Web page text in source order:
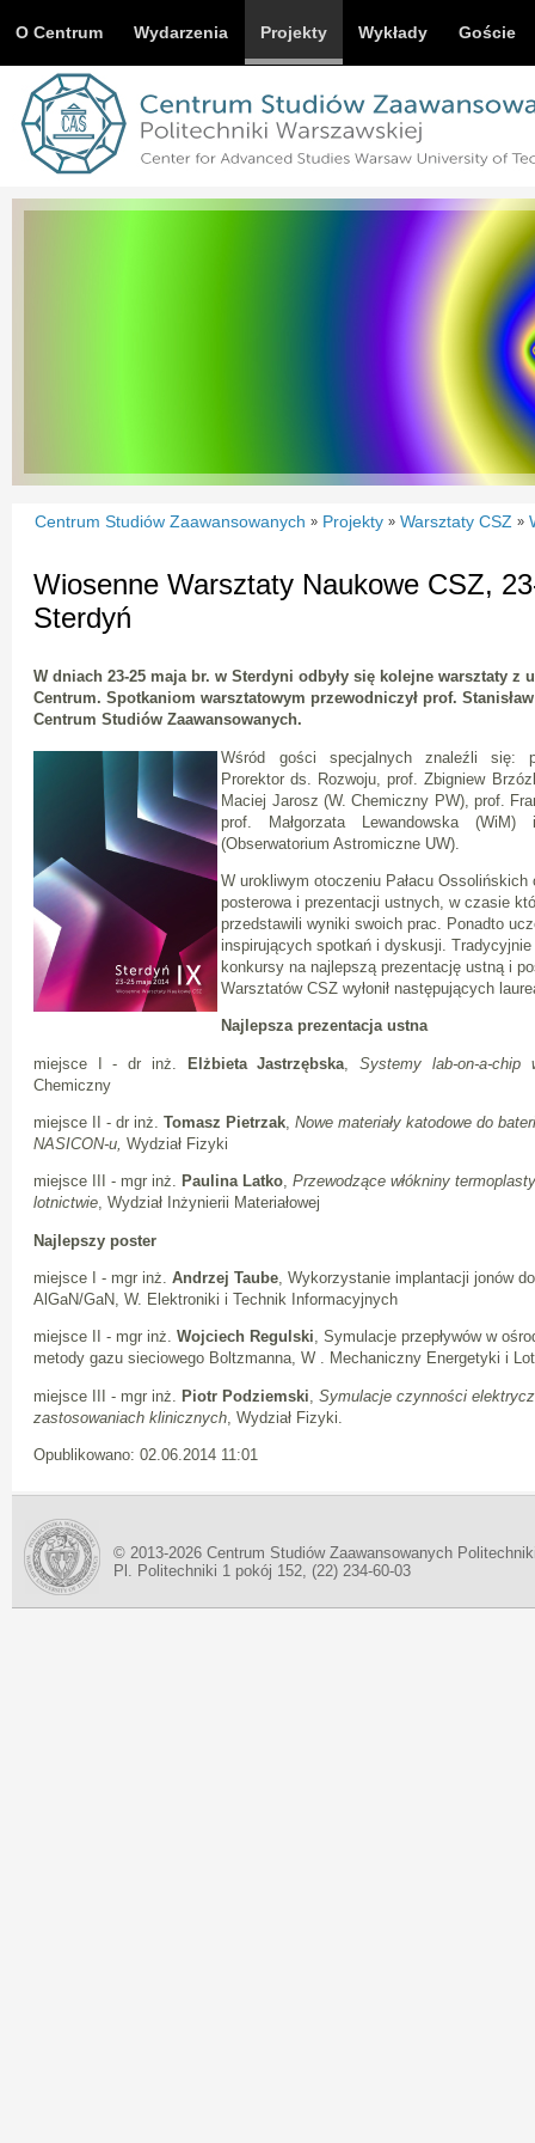
O Centrum Wydarzenia Projekty Wykłady Goście
Centrum Studiów Zaawansowanych » Projekty » Warsztaty CSZ »
Wiosenne Warsztaty Naukowe CSZ,
Sterdyń
W dniach 23-25 maja br. w Sterdyni odbyły się kolejne warsztaty z
Centrum. Spotkaniom warsztatowym przewodniczył prof.
Centrum Studiów Zaawansowanych.
Wśród gości specjalnych znaleźli się:
Prorektor ds. Rozwoju, prof. Zbigniew
Maciej Jarosz (W. Chemiczny PW), prof.
prof. Małgorzata Lewandowska
(Obserwatorium Astromiczne UW).
W urokliwym otoczeniu Pałacu Ossolińskich
posterowa i prezentacji ustnych, w czasie
przedstawili wyniki swoich prac. Ponadto
inspirujących spotkań i dyskusji.
konkursy na najlepszą prezentację ustną i
Warsztatów CSZ wyłonił następujących
Najlepsza prezentacja ustna
miejsce I - dr inż. Elżbieta Jastrzębska ,Systemy lab-on-a-chip
Chemiczny
miejsce II - dr inż. Tomasz Pietrzak Nowe materiały katodowe do
NASICON-u, Wydział Fizyki
miejsce III - mgr inż. Paulina Latko, Przewodzące włókniny
lotnictwie, Wydział Inżynierii Materiałowej
Najlepszy poster
miejsce I - mgr inż. Andrzej Taube , Wykorzystanie implantacji jonów
AlGaN/GaN, W. Elektroniki i Technik Informacyjnych
miejsce II - mgr inż. Wojciech Regulski, Symulacje przepływów w
metody gazu sieciowego Boltzmanna, W . Mechaniczny Energetyki i
miejsce III - mgr inż. Piotr Podziemski Symulacje czynności
zastosowaniach klinicznych , Wydział Fizyki.
Opublikowano: 02.06.2014 11:01
© 2013-2026 Centrum Studiów Zaawansowanych
Pl. Politechniki 1 pokój 152, (22) 234-60-03